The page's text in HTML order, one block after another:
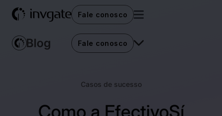
Fale conosco
Fale conosco
Casos de sucesso
Como a EfectivoSí